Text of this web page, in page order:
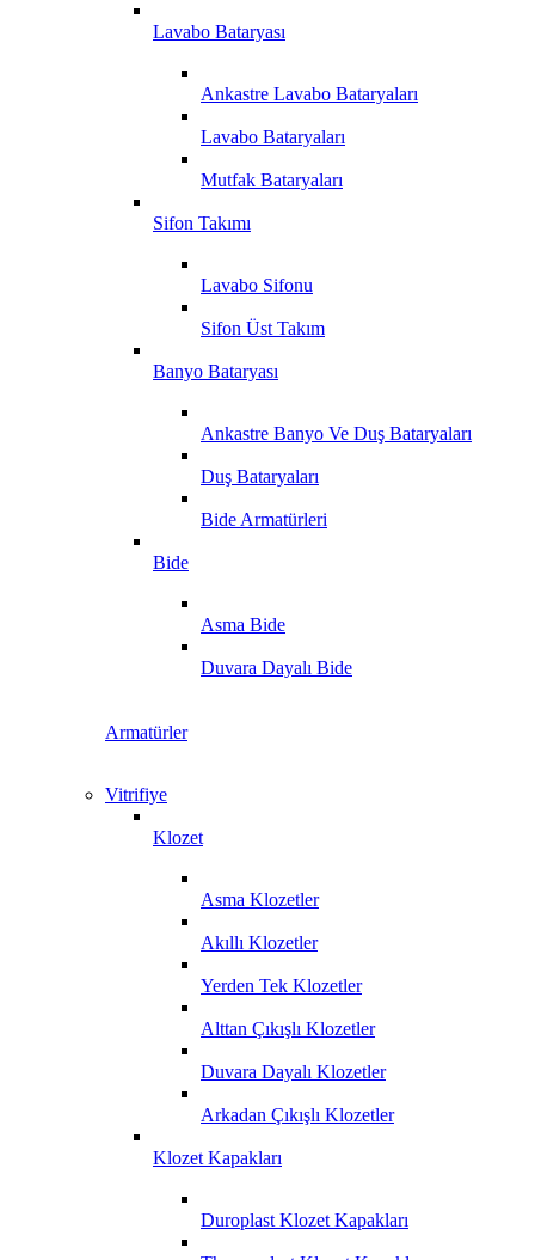
Lavabo Bataryası
Ankastre Lavabo Bataryaları
Lavabo Bataryaları
Mutfak Bataryaları
Sifon Takımı
Lavabo Sifonu
Sifon Üst Takım
Banyo Bataryası
Ankastre Banyo Ve Duş Bataryaları
Duş Bataryaları
Bide Armatürleri
Bide
Asma Bide
Duvara Dayalı Bide
Armatürler
Vitrifiye
Klozet
Asma Klozetler
Akıllı Klozetler
Yerden Tek Klozetler
Alttan Çıkışlı Klozetler
Duvara Dayalı Klozetler
Arkadan Çıkışlı Klozetler
Klozet Kapakları
Duroplast Klozet Kapakları